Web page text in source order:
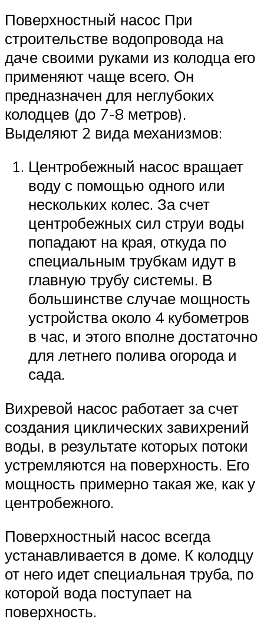
Поверхностный насос При
строительстве водопровода на
даче своими руками из колодца его
применяют чаще всего. Он
предназначен для неглубоких
колодцев (до 7-8 метров).
Выделяют 2 вида механизмов:
Центробежный насос вращает
воду с помощью одного или
нескольких колес. За счет
центробежных сил струи воды
попадают на края, откуда по
специальным трубкам идут в
главную трубу системы. В
большинстве случае мощность
устройства около 4 кубометров
в час, и этого вполне достаточно
для летнего полива огорода и
сада.
Вихревой насос работает за счет
создания циклических завихрений
воды, в результате которых потоки
устремляются на поверхность. Его
мощность примерно такая же, как у
центробежного.
Поверхностный насос всегда
устанавливается в доме. К колодцу
от него идет специальная труба, по
которой вода поступает на
поверхность.